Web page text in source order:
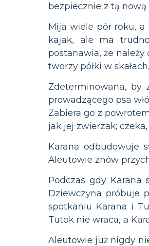
bezpiecznie z tą
Mija wiele pór roku, a
kajak, ale ma
postanawia, że należy
tworzy półki w
Zdeterminowana, by
prowadzącego psa
Zabiera go z
jak jej zwierzak;
Karana odbudowuje
Aleutowie znów
Podczas gdy Karana
Dziewczyna próbuje
spotkaniu Karana i
Tutok nie wraca, a
Aleutowie już nigdy